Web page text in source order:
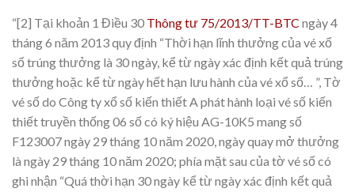
“[2] Tại khoản 1 Điều 30 Thông tư 75/2013/TT-BTC ngày 4
tháng 6 năm 2013 quy định “Thời hạn lĩnh thưởng của vé xổ
số trúng thưởng là 30 ngày, kể từ ngày xác định kết quả trúng
thưởng hoặc kể từ ngày hết hạn lưu hành của vé xổ số… ”, Tờ
vé số do Công ty xổ số kiến thiết A phát hành loại vé số kiến
thiết truyền thống 06 số có ký hiệu AG-10K5 mang số
F123007 ngày 29 tháng 10 năm 2020, ngày quay mở thưởng
là ngày 29 tháng 10 năm 2020; phía mặt sau của tờ vé số có
ghi nhận “Quá thời hạn 30 ngày kể từ ngày xác định kết quả